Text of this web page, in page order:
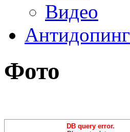
Видео
Антидопинг
Фото
DB query error.